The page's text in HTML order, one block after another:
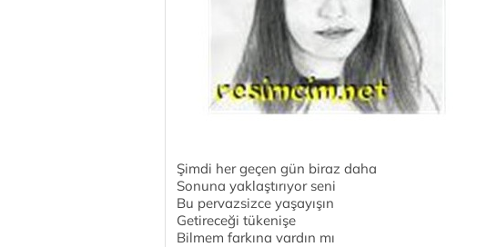
Şimdi her geçen gün biraz daha
Sonuna yaklaştırıyor seni
Bu pervazsizce yaşayışın
Getireceği tükenişe
Bilmem farkına vardın mı